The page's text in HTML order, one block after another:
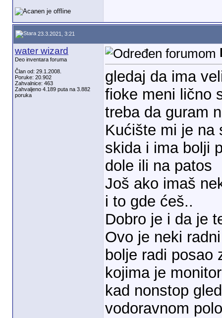
23.3.2021, 3:21
water wizard
Deo inventara foruma
Član od: 29.1.2008.
Poruke: 20.902
Zahvalnice: 463
Zahvaljeno 4.189 puta na 3.882
poruka
gledaj da ima
fioke meni lično
treba da guram
Kućište mi je na
skida i ima bolji
dole ili na patos
Još ako imaš
i to gde ćeš..
Dobro je i da je
Ovo je neki
bolje radi posao
kojima je
kad nonstop
vodoravnom